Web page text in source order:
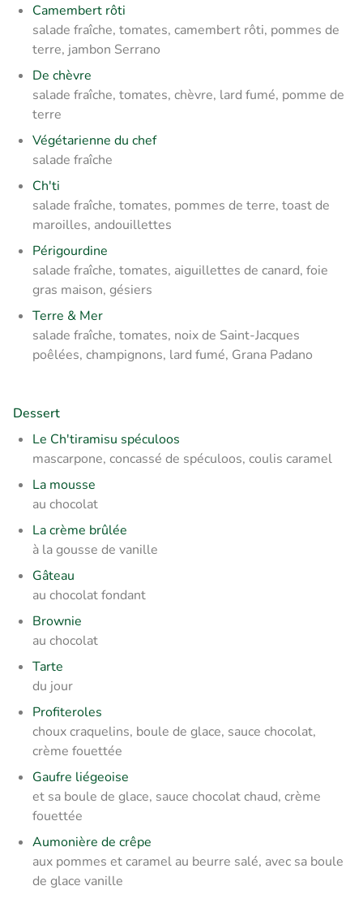
Camembert rôti
salade fraîche, tomates, camembert rôti, pommes de
terre, jambon Serrano
De chèvre
salade fraîche, tomates, chèvre, lard fumé, pomme de
terre
Végétarienne du chef
salade fraîche
Ch'ti
salade fraîche, tomates, pommes de terre, toast de
maroilles, andouillettes
Périgourdine
salade fraîche, tomates, aiguillettes de canard, foie
gras maison, gésiers
Terre & Mer
salade fraîche, tomates, noix de Saint-Jacques
poêlées, champignons, lard fumé, Grana Padano
Dessert
Le Ch'tiramisu spéculoos
mascarpone, concassé de spéculoos, coulis caramel
La mousse
au chocolat
La crème brûlée
à la gousse de vanille
Gâteau
au chocolat fondant
Brownie
au chocolat
Tarte
du jour
Profiteroles
choux craquelins, boule de glace, sauce chocolat,
crème fouettée
Gaufre liégeoise
et sa boule de glace, sauce chocolat chaud, crème
fouettée
Aumonière de crêpe
aux pommes et caramel au beurre salé, avec sa boule
de glace vanille